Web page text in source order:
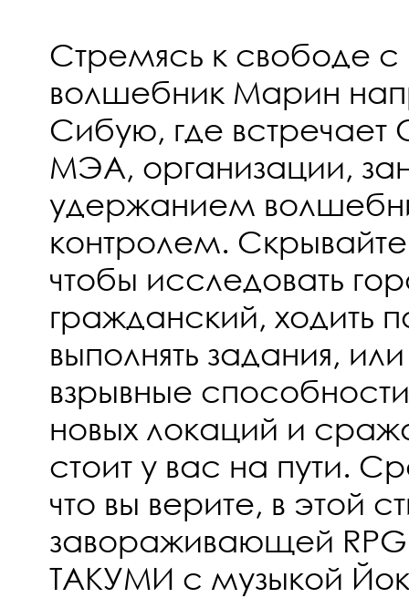
Стремясь к свободе
волшебник Марин
Сибую, где
МЭА, организации,
удержанием
контролем.
чтобы исследовать
гражданский, ходить
выполнять задания,
взрывные
новых локаций и
стоит у вас на пути.
что вы верите, в этой
завораживающей
ТАКУМИ с музыкой